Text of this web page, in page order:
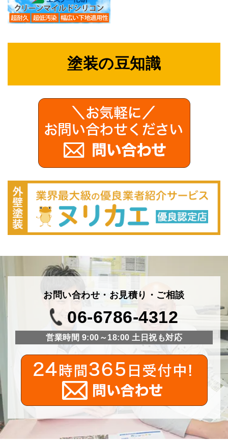
塗装の豆知識
お問い合わせ・お見積り・ご相談
06-6786-4312
営業時間 9:00～18:00 土日祝も対応